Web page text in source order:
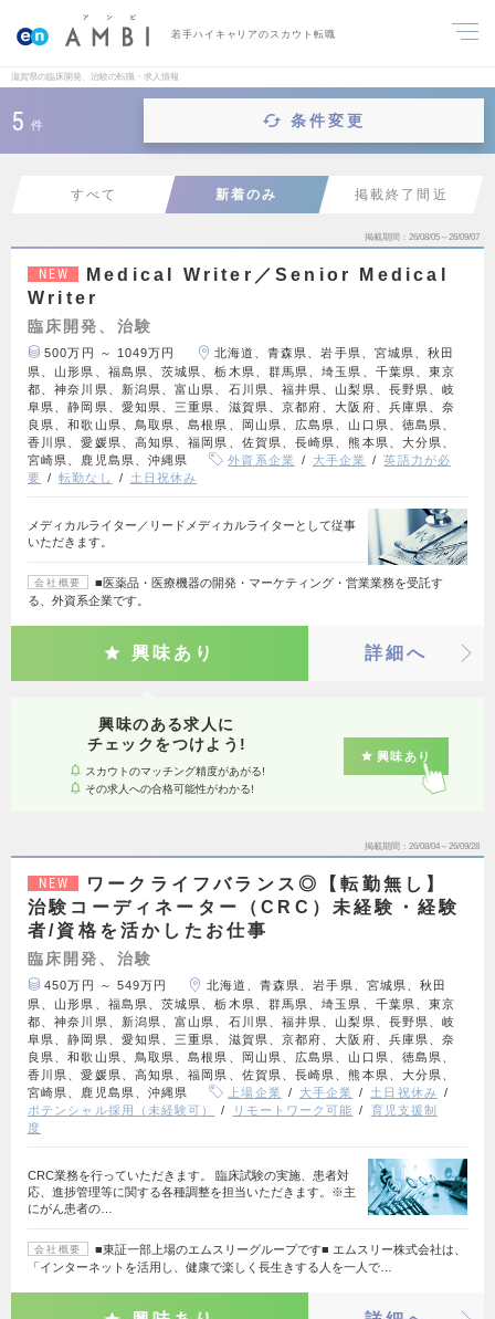
若手ハイキャリアのスカウト転職
滋賀県の臨床開発、治験の転職・求人情報
5 件 条件変更
すべて 新着のみ 掲載終了間近
掲載期間 26/08/05～26/09/07
NEW
Medical Writer／Senior Medical
Writer
臨床開発、治験
500万円 ～ 1049万円
北海道、青森県、岩手県、宮城県、秋田
県、山形県、福島県、茨城県、栃木県、群馬県、埼玉県、千葉県、東京
都、神奈川県、新潟県、富山県、石川県、福井県、山梨県、長野県、岐
阜県、静岡県、愛知県、三重県、滋賀県、京都府、大阪府、兵庫県、奈
良県、和歌山県、鳥取県、島根県、岡山県、広島県、山口県、徳島県、
香川県、愛媛県、高知県、福岡県、佐賀県、長崎県、熊本県、大分県、
宮崎県、鹿児島県、沖縄県
外資系企業 大手企業
英語力が必
要
転勤なし 土日祝休み
メディカルライター／リードメディカルライターとして従事
いただきます。
会社概要
■医薬品・医療機器の開発・マーケティング・営業業務を受託す
る、外資系企業です。
興味あり 詳細へ
興味のある求人に
チェックをつけよう!
スカウトのマッチング精度があがる!
その求人への合格可能性がわかる!
興味あり
掲載期間 26/08/04～26/09/28
NEW
ワークライフバランス◎【転勤無し】
治験コーディネーター（CRC）未経験・経験
者/資格を活かしたお仕事
臨床開発、治験
450万円 ～ 549万円
北海道、青森県、岩手県、宮城県、秋田
県、山形県、福島県、茨城県、栃木県、群馬県、埼玉県、千葉県、東京
都、神奈川県、新潟県、富山県、石川県、福井県、山梨県、長野県、岐
阜県、静岡県、愛知県、三重県、滋賀県、京都府、大阪府、兵庫県、奈
良県、和歌山県、鳥取県、島根県、岡山県、広島県、山口県、徳島県、
香川県、愛媛県、高知県、福岡県、佐賀県、長崎県、熊本県、大分県、
宮崎県、鹿児島県、沖縄県
上場企業 大手企業
土日祝休み
ポテンシャル採用（未経験可）
リモートワーク可能
育児支援制
度
CRC業務を行っていただきます。 臨床試験の実施、患者対
応、進捗管理等に関する各種調整を担当いただきます。※主
にがん患者の…
会社概要
■東証一部上場のエムスリーグループです■ エムスリー株式会社は、
「インターネットを活用し、健康で楽しく長生きする人を一人で…